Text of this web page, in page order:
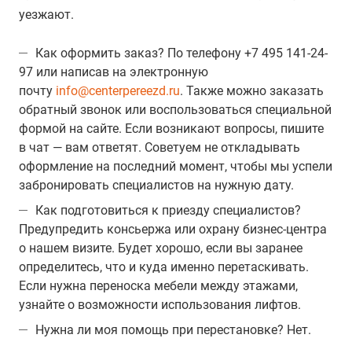
уезжают.
Как оформить заказ? По телефону +7 495 141-24-
97 или написав на электронную
почту info@centerpereezd.ru. Также можно заказать
обратный звонок или воспользоваться специальной
формой на сайте. Если возникают вопросы, пишите
в чат — вам ответят. Советуем не откладывать
оформление на последний момент, чтобы мы успели
забронировать специалистов на нужную дату.
Как подготовиться к приезду специалистов?
Предупредить консьержа или охрану бизнес-центра
о нашем визите. Будет хорошо, если вы заранее
определитесь, что и куда именно перетаскивать.
Если нужна переноска мебели между этажами,
узнайте о возможности использования лифтов.
Нужна ли моя помощь при перестановке? Нет.